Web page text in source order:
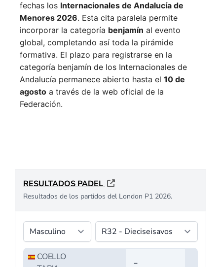
fechas los Internacionales de Andalucía de
Menores 2026. Esta cita paralela permite
incorporar la categoría benjamín al evento
global, completando así toda la pirámide
formativa. El plazo para registrarse en la
categoría benjamín de los Internacionales de
Andalucía permanece abierto hasta el 10 de
agosto a través de la web oficial de la
Federación.